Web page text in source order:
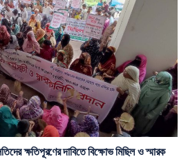
ক্ষতিপূরণের দাবিতে বিক্ষোভ মিছিল ও স্মারক